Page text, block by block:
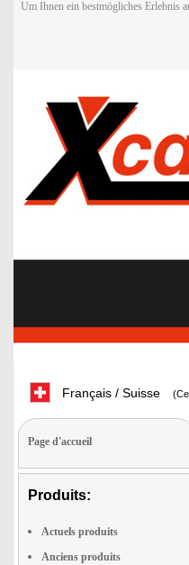
Um Ihnen ein bestmögliches Erlebnis
Français / Suisse
Page d'accueil
Produits:
Actuels produits
Anciens produits